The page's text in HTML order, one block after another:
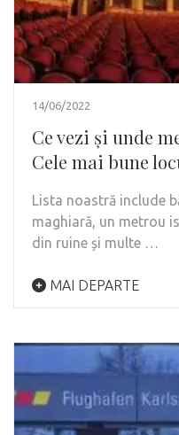
14/06/2022
Ce vezi și unde
Cele mai bune
Lista noastră include
maghiară, un metrou
din ruine și multe …
MAI DEPARTE